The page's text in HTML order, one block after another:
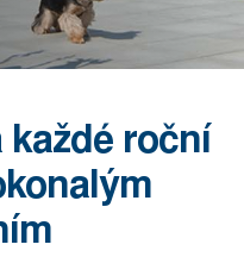
každé roční